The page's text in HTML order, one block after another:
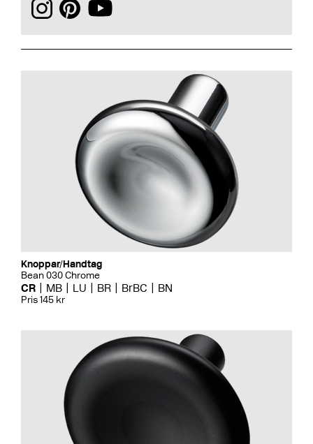
Knoppar/Handtag
Bean 030 Chrome
CR MB LU BR BrBC BN
Pris 145 kr